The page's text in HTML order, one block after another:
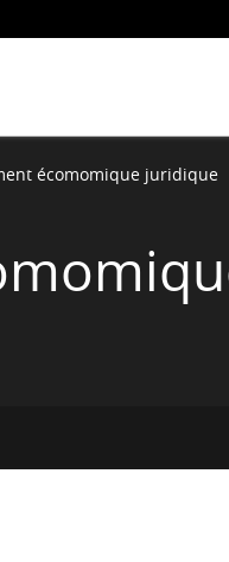
écomomique juridique